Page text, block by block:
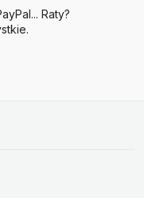
Raty?